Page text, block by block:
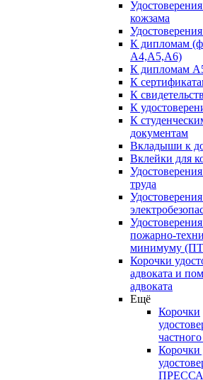
кожзама
К дипломам
А4,А5,А6)
К дипломам
К
К
К
К
документам
Вкладыши к
Вклейки для
труда
пожарно-
минимуму
Корочки
адвоката и
адвоката
Ещё
Корочки
Корочки
ПРЕССА